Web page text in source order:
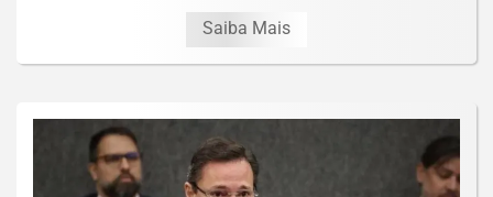
Saiba Mais